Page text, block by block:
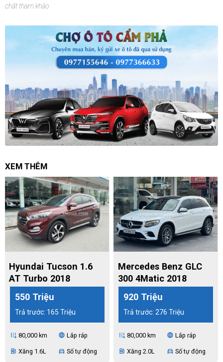
chất tham khảo
XEM THÊM
Hyundai Tucson 1.6
AT Turbo 2018
550 Triệu
Trả trước: 165 Triệu
add_road 80,000 km language Lắp ráp
ev_station Xăng 1.6L directions_car Số tự động
Mercedes Benz GLC
300 4Matic 2018
920 Triệu
Trả trước: 276 Triệu
add_road 80,000 km language Lắp ráp
ev_station Xăng 2.0L directions_car Số tự động